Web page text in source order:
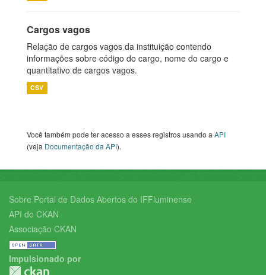
Cargos vagos
Relação de cargos vagos da instituição contendo
informações sobre código do cargo, nome do cargo e
quantitativo de cargos vagos.
CSV
Você também pode ter acesso a esses registros usando aAPI
(veja Documentação da API).
Sobre Portal de Dados Abertos do IFFluminense
API do CKAN
Associação CKAN
Impulsionado por